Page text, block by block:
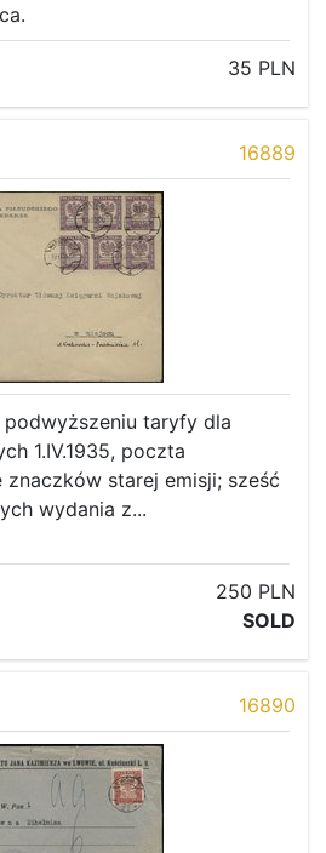
35 PLN
16889
taryfy dla
1.IV.1935, poczta
znaczków starej emisji; sześć
wydania z...
250 PLN
SOLD
16890